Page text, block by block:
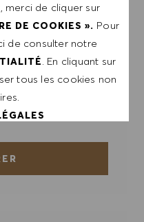
merci de cliquer sur
DE COOKIES ». Pour
de consulter notre
. En cliquant sur
tous les cookies non
TOUT
EN